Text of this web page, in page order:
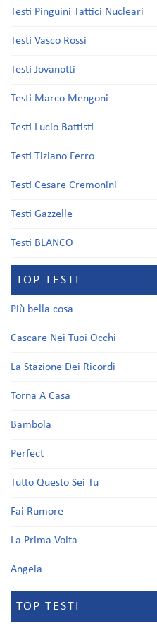
Testi Pinguini Tattici Nucleari
Testi Vasco Rossi
Testi Jovanotti
Testi Marco Mengoni
Testi Lucio Battisti
Testi Tiziano Ferro
Testi Cesare Cremonini
Testi Gazzelle
Testi BLANCO
TOP TESTI
Più bella cosa
Cascare Nei Tuoi Occhi
La Stazione Dei Ricordi
Torna A Casa
Bambola
Perfect
Tutto Questo Sei Tu
Fai Rumore
La Prima Volta
Angela
TOP TESTI